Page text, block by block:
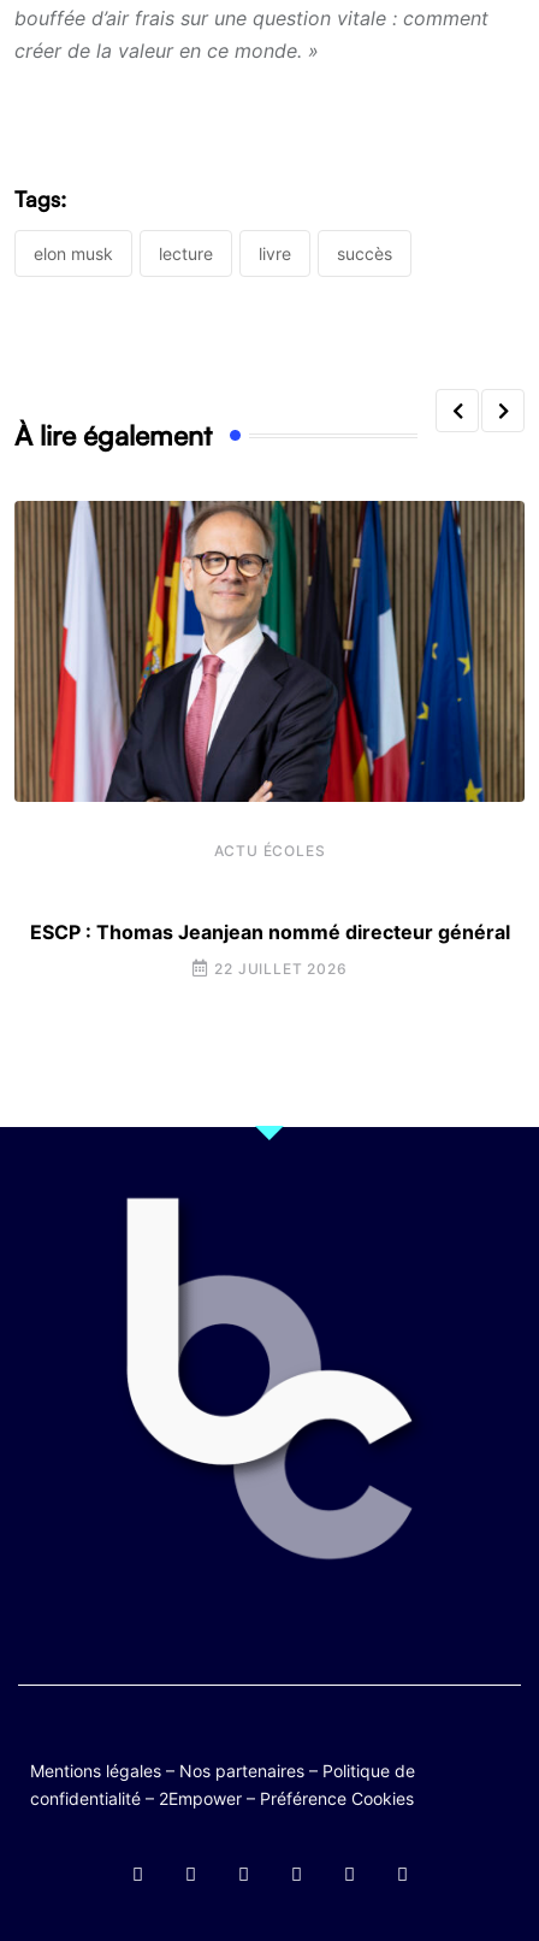
bouffée d’air frais sur une question vitale : comment
créer de la valeur en ce monde. »
Tags:
elon musk lecture livre succès
À lire également
ACTU ÉCOLES
ESCP : Thomas Jeanjean nommé directeur général
22 JUILLET 2026
Mentions légales – Nos partenaires – Politique de
confidentialité – 2Empower – Préférence Cookies